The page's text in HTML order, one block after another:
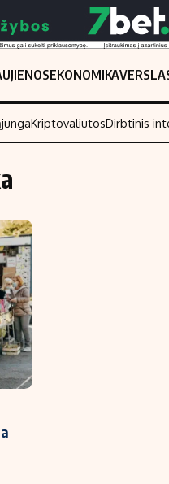
EKONOMIKA
KriptovaliutosDirbtinis